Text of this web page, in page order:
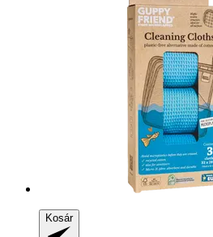
Kosár